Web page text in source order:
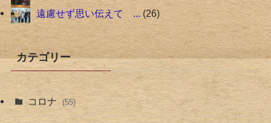
遠慮せず思い伝えて ... 26
カテゴリー
コロナ (55)